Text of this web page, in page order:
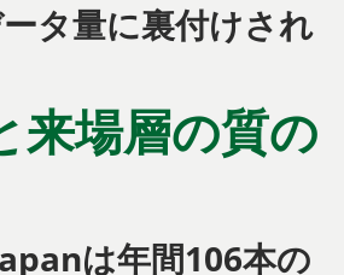
タ量に裏付けされ
来場層の質の
は年間106本の